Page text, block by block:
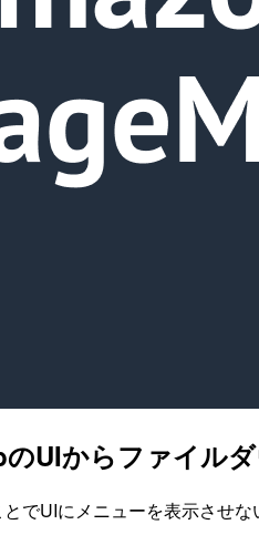
UIからファイル
でUIにメニューを表示させな